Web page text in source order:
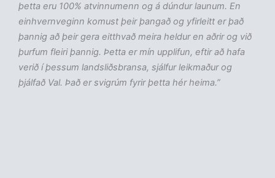
þetta eru 100% atvinnumenn og á dúndur launum. En
einhvernveginn komust þeir þangað og yfirleitt er það
þannig að þeir gera eitthvað meira heldur en aðrir og við
þurfum fleiri þannig. Þetta er mín upplifun, eftir að hafa
verið í þessum landsliðsbransa, sjálfur leikmaður og
þjálfað Val. Það er svigrúm fyrir þetta hér heima.”